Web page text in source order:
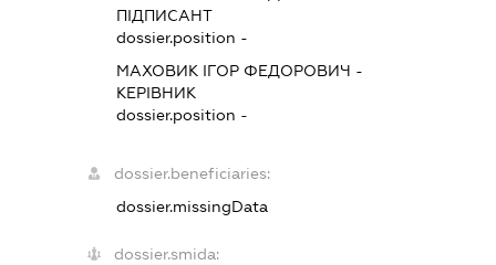
ПІДПИСАНТ
dossier.position -
МАХОВИК ІГОР ФЕДОРОВИЧ -
КЕРІВНИК
dossier.position -
dossier.beneficiaries:
dossier.missingData
dossier.smida: